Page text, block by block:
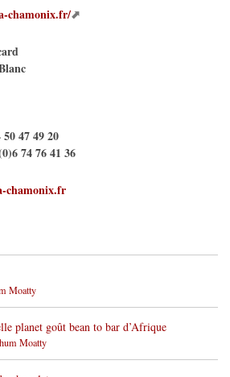
chamonix.fr/
47 49 20
74 76 41 36
chamonix.fr
Moatty
planet goût bean to bar d’Afrique
Moatty